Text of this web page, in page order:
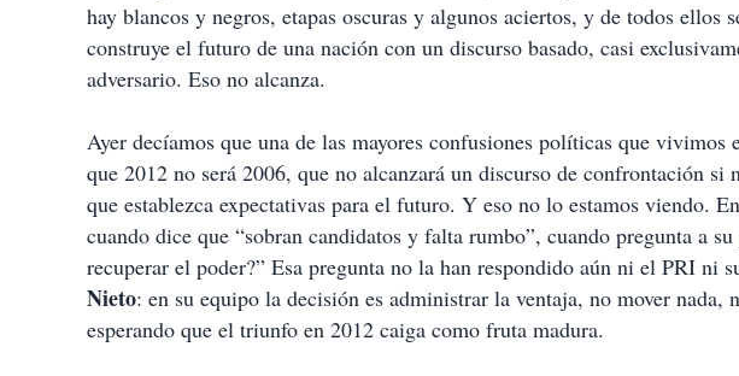
hay blancos y negros, etapas oscuras y algunos aciertos, y de todos ellos
construye el futuro de una nación con un discurso basado, casi
adversario. Eso no alcanza.
Ayer decíamos que una de las mayores confusiones políticas que vivimos
que 2012 no será 2006, que no alcanzará un discurso de confrontación si
que establezca expectativas para el futuro. Y eso no lo estamos viendo.
cuando dice que “sobran candidatos y falta rumbo”, cuando pregunta a
recuperar el poder?” Esa pregunta no la han respondido aún ni el PRI ni
Nieto: en su equipo la decisión es administrar la ventaja, no mover nada,
esperando que el triunfo en 2012 caiga como fruta madura.